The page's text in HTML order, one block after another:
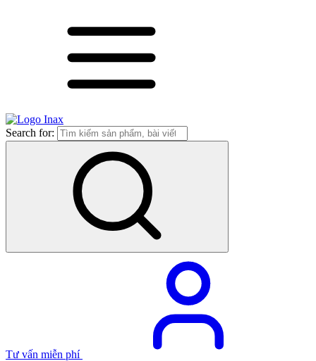
Search for:
Tư vấn miễn phí